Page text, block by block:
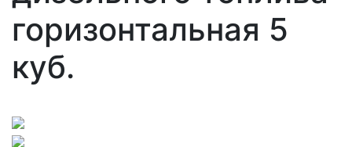
горизонтальная 5
куб.